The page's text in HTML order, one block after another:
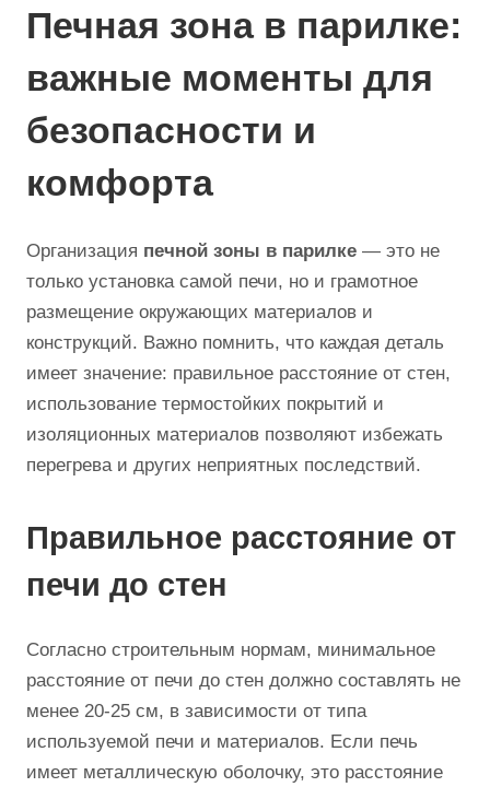
Печная зона в парилке:
важные моменты для
безопасности и
комфорта
Организация печной зоны в парилке — это не
только установка самой печи, но и грамотное
размещение окружающих материалов и
конструкций. Важно помнить, что каждая деталь
имеет значение: правильное расстояние от стен,
использование термостойких покрытий и
изоляционных материалов позволяют избежать
перегрева и других неприятных последствий.
Правильное расстояние от
печи до стен
Согласно строительным нормам, минимальное
расстояние от печи до стен должно составлять не
менее 20-25 см, в зависимости от типа
используемой печи и материалов. Если печь
имеет металлическую оболочку, это расстояние